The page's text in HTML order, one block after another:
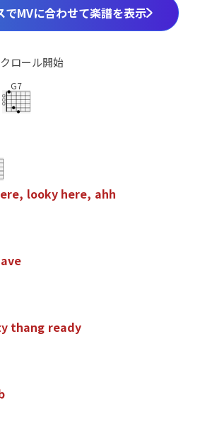
でMVに合わせて楽譜を表示
ロール開始
G7
ere, looky here, ahh
ave
y thang ready